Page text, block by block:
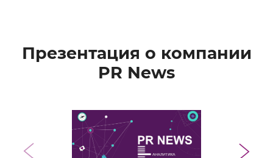
Презентация о компании
PR News